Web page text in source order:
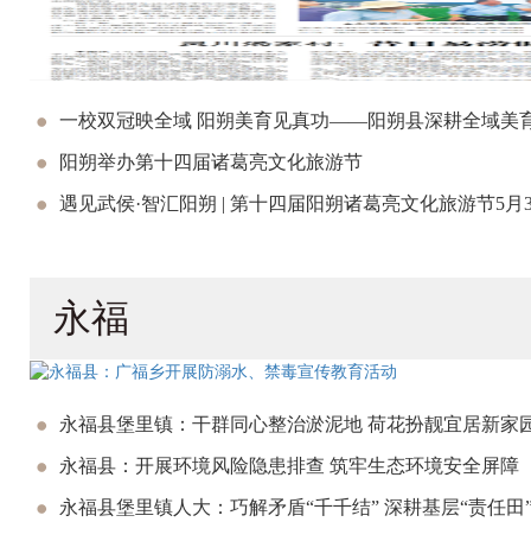
一校双冠映全域 阳朔美育见真功——阳朔县深耕全域美
阳朔举办第十四届诸葛亮文化旅游节
遇见武侯·智汇阳朔 | 第十四届阳朔诸葛亮文化旅游节5月
永福
永福县堡里镇：干群同心整治淤泥地 荷花扮靓宜居新家
永福县：开展环境风险隐患排查 筑牢生态环境安全屏障
永福县堡里镇人大：巧解矛盾“千千结” 深耕基层“责任田